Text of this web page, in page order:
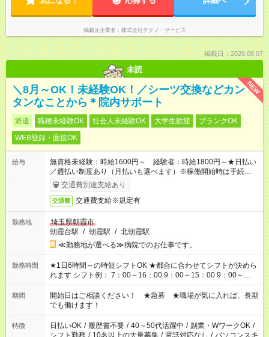
掲載元企業名 株式会社テクノ・サービス
掲載日：2026.08.07
未読
NEW
＼8月～OK！未経験OK！／シーツ交換などカン
タンなことから＊院内サポート
派遣 職種未経験OK 社会人未経験OK 大学生歓迎
ブランクOK
WEB登録・面接OK
給与
無資格未経験：時給1600円～ 経験者：時給1800円～★日払い
／週払い制度あり（月払いも選べます）※稼働開始時は手続き完
了次第のお支払いとなります。
交通費別途支給あり
交通費 交通費支給※規定有
勤務地
埼玉県朝霞市
朝霞台駅 / 朝霞駅 / 北朝霞駅
≪勤務地が選べる≫病院でのお仕事です。
勤務時間
★1日6時間～の時短シフトOK ★都合に合わせてシフトが決めら
れます シフト例： 7：00～16：00 9：00～15：00 9：00～
18：00 11：00～20：00 など ※Wワークの場合、他のお仕事と
合わせ週40時間超の就業はご案内できません ※法令に基づき、
週20時間以上勤務は社会保険への加入対象となります ※労働者
派遣法（日雇い派遣の原則禁止）により、短時間・短期間の就
業はご案内が難しい場合があります
期間
開始日はご相談ください！ ★急募 ★職場が気に入れば、長期
でも働けます！
特徴 日払いOK / 履歴書不要 / 40～50代活躍中 / 副業・WワークOK /
シフト勤務 / 10名以上の大量募集 / 電話対応なし / パソコンスキ